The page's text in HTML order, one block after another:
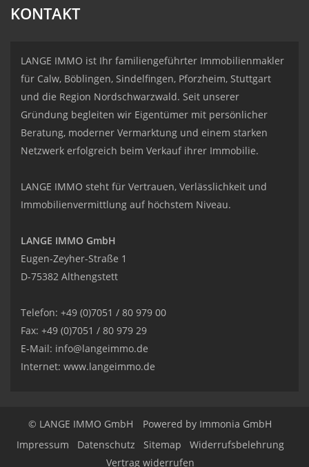
KONTAKT
LANGE IMMO ist Ihr familiengeführter Immobilienmakler
für Calw, Böblingen, Sindelfingen, Pforzheim, Stuttgart
und die Region Nordschwarzwald. Seit unserer
Gründung begleiten wir Eigentümer mit persönlicher
Beratung, moderner Vermarktung und einem starken
Netzwerk erfolgreich beim Verkauf ihrer Immobilie.
LANGE IMMO steht für Vertrauen, Verlässlichkeit und
Immobilienvermittlung auf höchstem Niveau.
LANGE IMMO GmbH
Eugen-Zeyher-Straße 1
D-75382 Althengstett
Telefon: +49 (0)7051 / 80 979 00
Fax: +49 (0)7051 / 80 979 29
E-Mail: info@langeimmo.de
Internet: www.langeimmo.de
© LANGE IMMO GmbH
Powered by Immonia GmbH
Impressum
Datenschutz Sitemap
Widerrufsbelehrung
Vertrag widerrufen